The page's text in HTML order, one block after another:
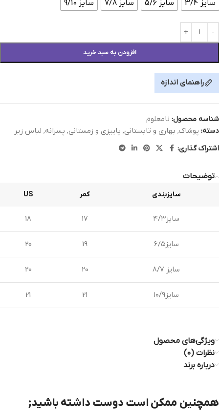
سایز 3/4
سایز 5/6 سایز 7/8 سایز 9/10
افزودن به سبد خرید
راهنمای اندازه
شناسه محصول: نامعلوم
دسته: پوشاک, بهاری و تابستانی, پاییزی و زمستانی, پسرانه, لباس زیر
اشتراک گذاری:
توضیحات
سایزبندی کمر US
سایز۴/۳ 17
18
سایز۶/۵ 19
20
سایز ۸/۷ 20
20
سایز۱۰/۹ 21
21
ویژگی‌های محصول
نظرات (0)
درباره برند
همچنین ممکن است دوست داشته باشید;